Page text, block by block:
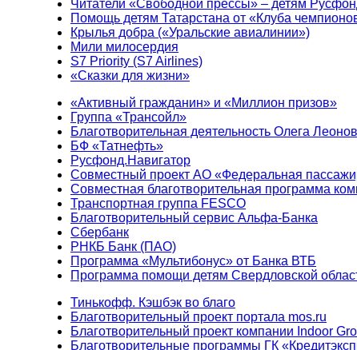
Читатели «Свободной прессы» – детям
Помощь детям Татарстана от «Клуба
Крылья добра («Уральские авиалинии»)
Мили милосердия
S7 Priority (S7 Airlines)
«Сказки для жизни»
«Активный гражданин» и «Миллион призов»
Группа «Трансойл»
Благотворительная деятельность Олега
БФ «Татнефть»
Русфонд.Навигатор
Совместный проект АО «Федеральная
Совместная благотворительная программа
Транспортная группа FESCO
Благотворительный сервис Альфа-Банка
Сбербанк
РНКБ Банк (ПАО)
Программа «Мультибонус» от Банка ВТБ
Программа помощи детям Свердловской
Тинькофф. Кэшбэк во благо
Благотворительный проект портала mos.ru
Благотворительный проект компании Indoor
Благотворительные программы ГК